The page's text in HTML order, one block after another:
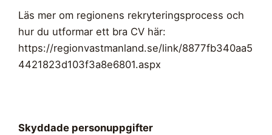
Läs mer om regionens rekryteringsprocess och
hur du utformar ett bra CV här:
https://regionvastmanland.se/link/8877fb340aa5
4421823d103f3a8e6801.aspx
Skyddade personuppgifter